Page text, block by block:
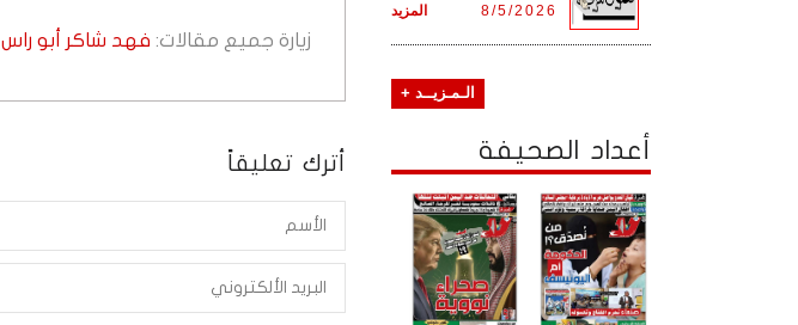
زيارة جميع مقالات: فهد شاكر أبو راس
أترك تعليقاً
المزيد 8/5/2026
الـمـزيــد +
أعداد الصحيفة